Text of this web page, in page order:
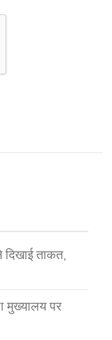
दिखाई ताकत,
मुख्यालय पर